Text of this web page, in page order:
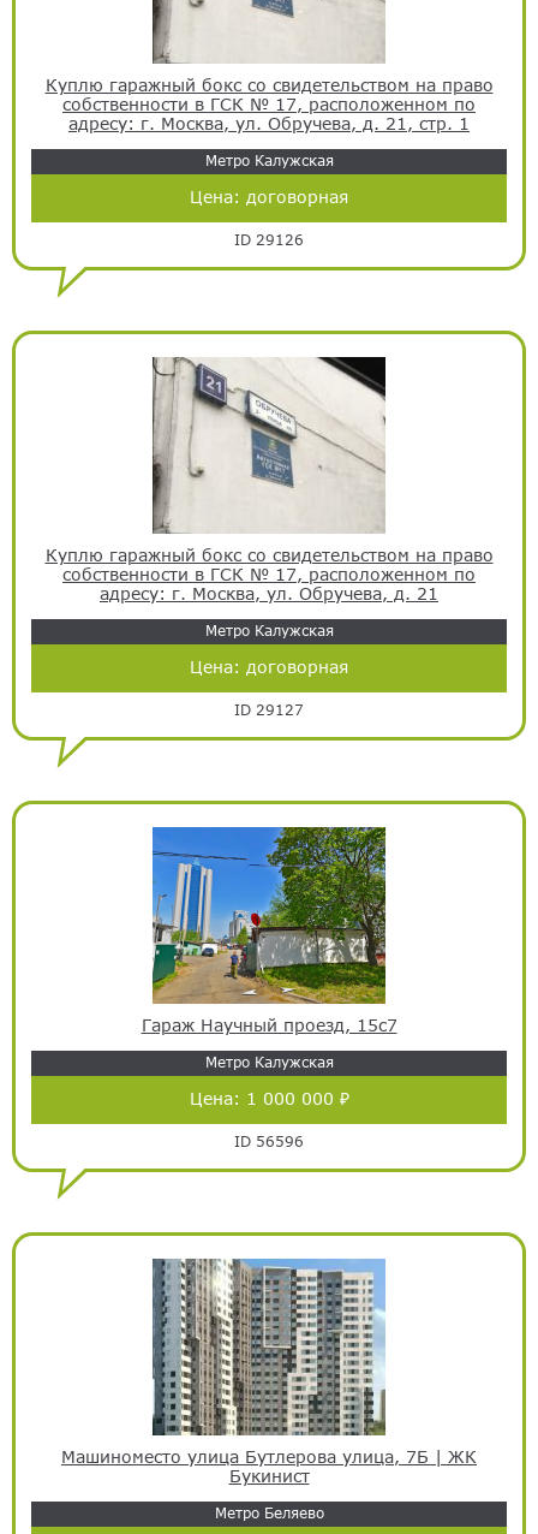
Куплю гаражный бокс со свидетельством на право
собственности в ГСК № 17, расположенном по
адресу: г. Москва, ул. Обручева, д. 21, стр. 1
Метро Калужская
Цена: договорная
ID 29126
Куплю гаражный бокс со свидетельством на право
собственности в ГСК № 17, расположенном по
адресу: г. Москва, ул. Обручева, д. 21
Метро Калужская
Цена: договорная
ID 29127
Гараж Научный проезд, 15с7
Метро Калужская
Цена: 1 000 000 ₽
ID 56596
Машиноместо улица Бутлерова улица, 7Б | ЖК
Букинист
Метро Беляево